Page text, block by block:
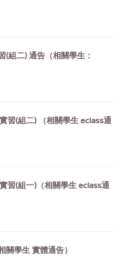
組二) 通告（相關學生：
習(組二) （相關學生 eclass通
習(組一)（相關學生 eclass通
學生 實體通告）